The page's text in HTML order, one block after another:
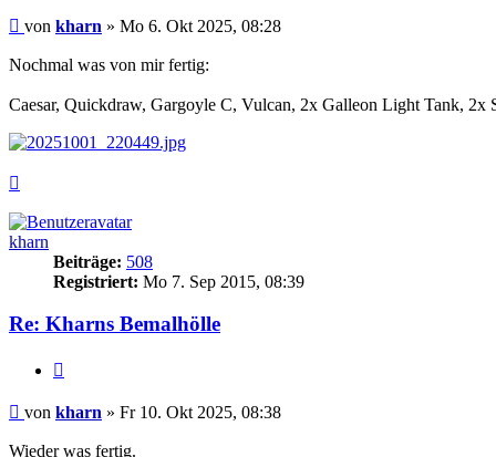
Beitrag
von kharn » Mo 6. Okt 2025, 08:28
Nochmal was von mir fertig:
Caesar, Quickdraw, Gargoyle C, Vulcan, 2x Galleon Light Tank, 2x
kharn
Beiträge: 508
Registriert: Mo 7. Sep 2015, 08:39
Re: Kharns Bemalhölle
Beitrag
von kharn » Fr 10. Okt 2025, 08:38
Wieder was fertig.